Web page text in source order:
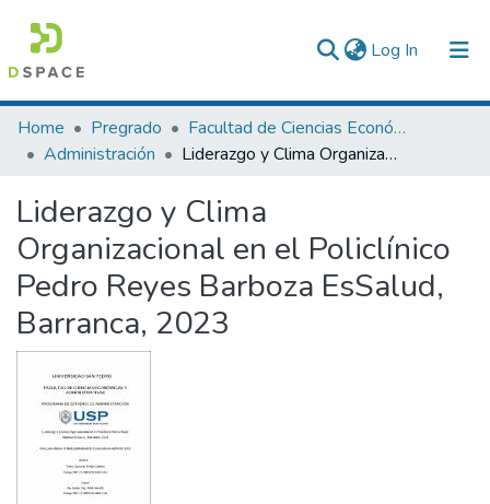
Log In (current)
Communities & Collections
All of DSpace
Statistics
Home Pregrado
Facultad de Ciencias Económicas y Administrativas
Administración
Liderazgo y Clima Organizacional en el Policlínico Pedro Reyes Barboza EsSalud, Barranca, 2023
Liderazgo y Clima
Organizacional en el Policlínico
Pedro Reyes Barboza EsSalud,
Barranca, 2023